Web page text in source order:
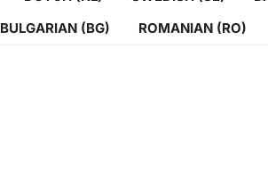
BULGARIAN (BG) ROMANIAN (RO)